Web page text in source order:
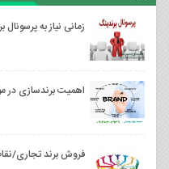
زمانی نیاز به
اهمیت برندسازی در
فروش برند تجاری/